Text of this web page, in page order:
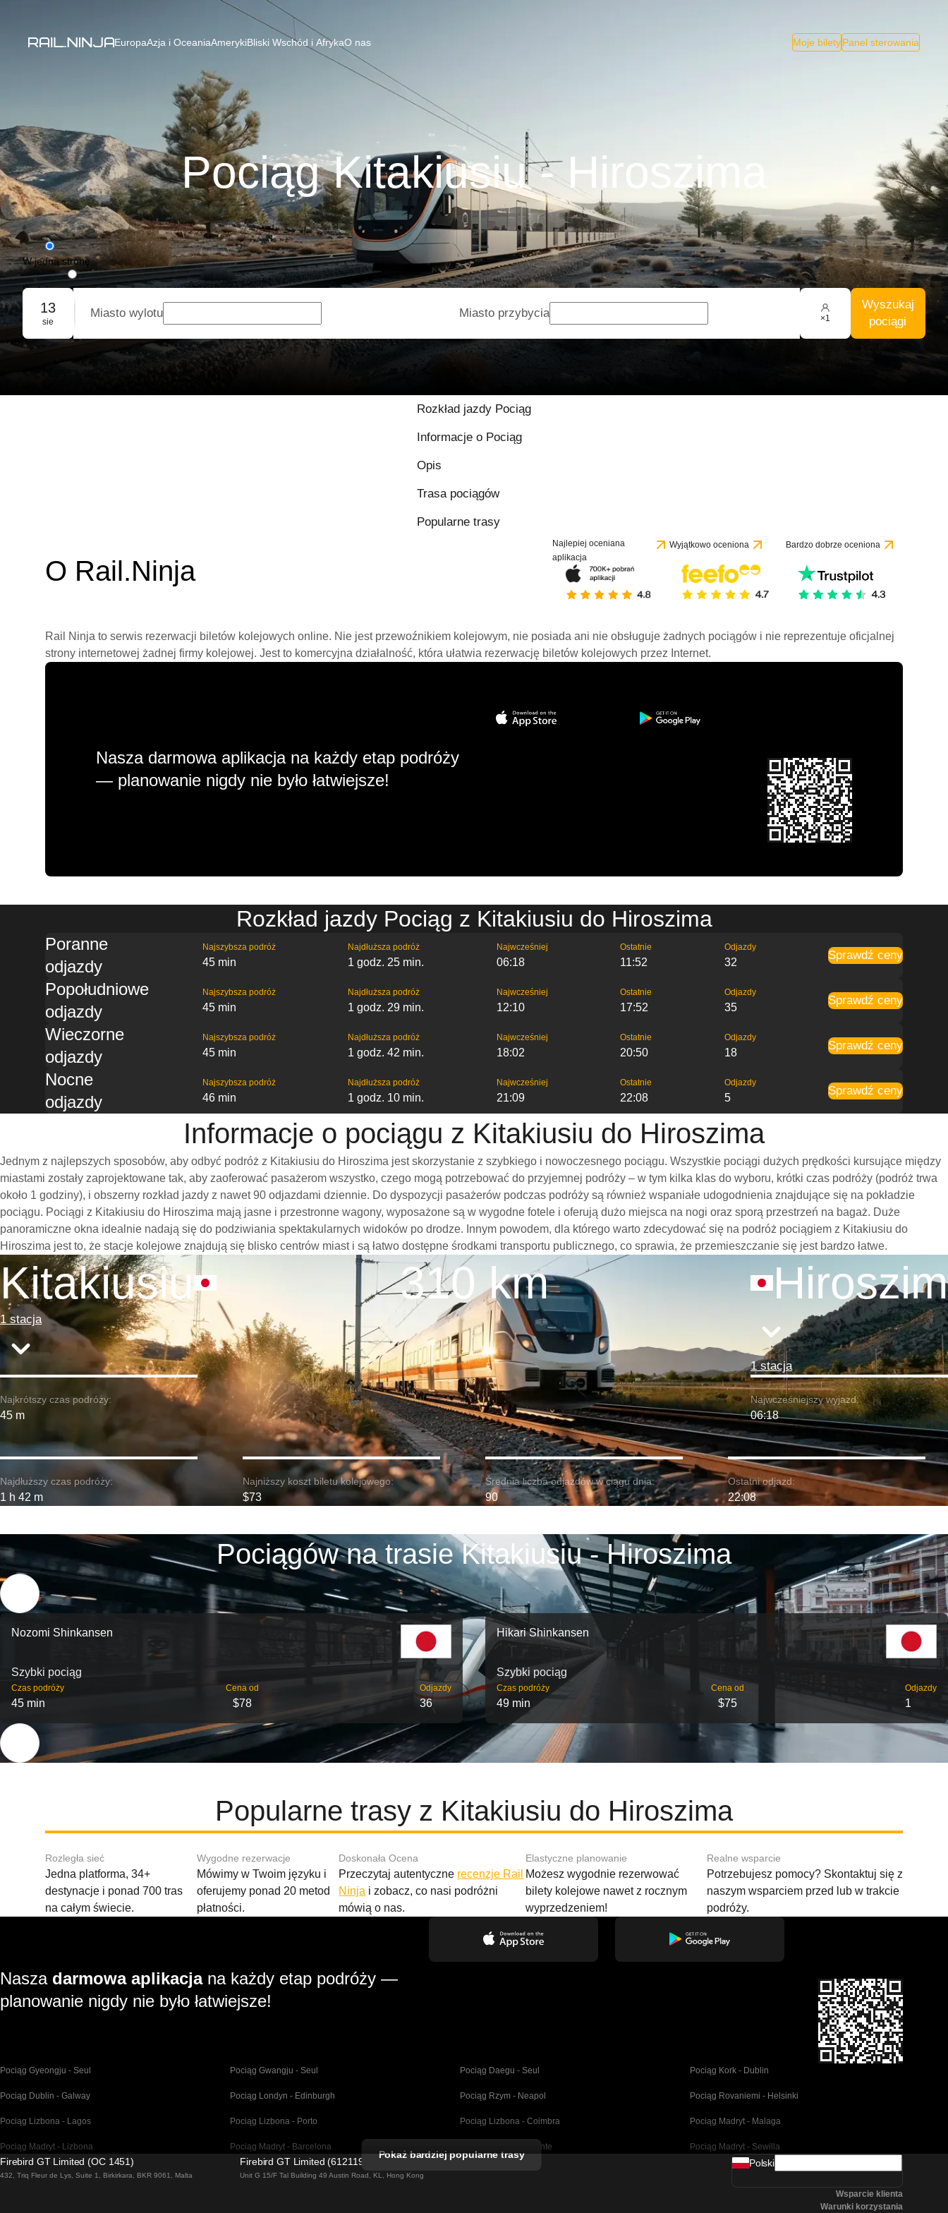
EuropaAzja i OceaniaAmerykiBliski Wschód i AfrykaO nas Moje biletyPanel sterowania
Pociąg Kitakiusiu - Hiroszima
W jedną stronę
Podróż w obie strony
Rezerwacja grupowa
13
sie
Miasto wylotu Miasto przybycia ×1
Wyszukaj
pociągi
Rozkład jazdy Pociąg
Informacje o Pociąg
Opis
Trasa pociągów
Popularne trasy
O Rail.Ninja
Najlepiej oceniana
aplikacja
Wyjątkowo oceniona Bardzo dobrze oceniona
Rail Ninja to serwis rezerwacji biletów kolejowych online. Nie jest przewoźnikiem kolejowym, nie posiada ani nie obsługuje żadnych pociągów i nie reprezentuje oficjalnej
strony internetowej żadnej firmy kolejowej. Jest to komercyjna działalność, która ułatwia rezerwację biletów kolejowych przez Internet.
Nasza darmowa aplikacja na każdy etap podróży
— planowanie nigdy nie było łatwiejsze!
Rozkład jazdy Pociąg z Kitakiusiu do Hiroszima
Poranne
odjazdy
Najszybsza podróż
45 min
Najdłuższa podróż
1 godz. 25 min.
Najwcześniej
06:18
Ostatnie
11:52
Odjazdy
32
Sprawdź ceny
Popołudniowe
odjazdy
Najszybsza podróż
45 min
Najdłuższa podróż
1 godz. 29 min.
Najwcześniej
12:10
Ostatnie
17:52
Odjazdy
35
Sprawdź ceny
Wieczorne
odjazdy
Najszybsza podróż
45 min
Najdłuższa podróż
1 godz. 42 min.
Najwcześniej
18:02
Ostatnie
20:50
Odjazdy
18
Sprawdź ceny
Nocne
odjazdy
Najszybsza podróż
46 min
Najdłuższa podróż
1 godz. 10 min.
Najwcześniej
21:09
Ostatnie
22:08
Odjazdy
5
Sprawdź ceny
Informacje o pociągu z Kitakiusiu do Hiroszima
Jednym z najlepszych sposobów, aby odbyć podróż z Kitakiusiu do Hiroszima jest skorzystanie z szybkiego i nowoczesnego pociągu. Wszystkie pociągi dużych prędkości kursujące między
miastami zostały zaprojektowane tak, aby zaoferować pasażerom wszystko, czego mogą potrzebować do przyjemnej podróży – w tym kilka klas do wyboru, krótki czas podróży (podróż trwa
około 1 godziny), i obszerny rozkład jazdy z nawet 90 odjazdami dziennie. Do dyspozycji pasażerów podczas podróży są również wspaniałe udogodnienia znajdujące się na pokładzie
pociągu. Pociągi z Kitakiusiu do Hiroszima mają jasne i przestronne wagony, wyposażone są w wygodne fotele i oferują dużo miejsca na nogi oraz sporą przestrzeń na bagaż. Duże
panoramiczne okna idealnie nadają się do podziwiania spektakularnych widoków po drodze. Innym powodem, dla którego warto zdecydować się na podróż pociągiem z Kitakiusiu do
Hiroszima jest to, że stacje kolejowe znajdują się blisko centrów miast i są łatwo dostępne środkami transportu publicznego, co sprawia, że przemieszczanie się jest bardzo łatwe.
Kitakiusiu
1 stacja
310 km
1 stacja
Najkrótszy czas podróży:
45 m
Najwcześniejszy wyjazd:
06:18
Najdłuższy czas podróży:
1 h 42 m
Najniższy koszt biletu kolejowego:
$73
Średnia liczba odjazdów w ciągu dnia:
90
Ostatni odjazd:
22:08
Pociągów na trasie Kitakiusiu - Hiroszima
Nozomi Shinkansen
Szybki pociąg
Czas podróży
45 min
Cena od
$78
Odjazdy
36
Hikari Shinkansen
Szybki pociąg
Czas podróży
49 min
Cena od
$75
Odjazdy
1
Popularne trasy z Kitakiusiu do Hiroszima
Rozległa sieć
Jedna platforma, 34+
destynacje i ponad 700 tras
na całym świecie.
Wygodne rezerwacje
Mówimy w Twoim języku i
oferujemy ponad 20 metod
płatności.
Doskonała Ocena
Przeczytaj autentyczne recenzje Rail
Ninja i zobacz, co nasi podróżni
mówią o nas.
Elastyczne planowanie
Możesz wygodnie rezerwować
bilety kolejowe nawet z rocznym
wyprzedzeniem!
Realne wsparcie
Potrzebujesz pomocy? Skontaktuj się z
naszym wsparciem przed lub w trakcie
podróży.
Nasza darmowa aplikacjana każdy etap podróży —
planowanie nigdy nie było łatwiejsze!
Pociąg Gyeongju - Seul Pociąg Gwangju - Seul Pociąg Daegu - Seul Pociąg Kork - Dublin
Pociąg Dublin - Galway Pociąg Londyn - Edinburgh Pociąg Rzym - Neapol Pociąg Rovaniemi - Helsinki
Pociąg Lizbona - Lagos Pociąg Lizbona - Porto Pociąg Lizbona - Coimbra Pociąg Madryt - Malaga
Pociąg Madryt - Lizbona Pociąg Madryt - Barcelona Pociąg Madryt - Alicante Pociąg Madryt - Sewilla
Pociąg Malaga - Madryt Pociąg Barcelona - Madryt Pociąg Barcelona - Malaga
Pokaż bardziej popularne trasy
Firebird GT Limited (OC 1451)
432, Triq Fleur de Lys, Suite 1, Birkirkara, BKR 9061, Malta
Firebird GT Limited (61211989)
Unit G 15/F Tal Building 49 Austin Road, KL, Hong Kong
Polski
Wsparcie klienta
Warunki korzystania